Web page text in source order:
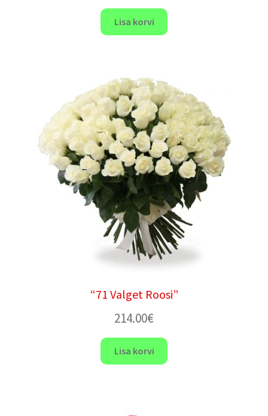
Lisa korvi
“71 Valget Roosi”
214.00€
Lisa korvi